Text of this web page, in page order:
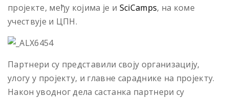
пројекте, међу којима је и SciCamps, на коме
учествује и ЦПН.
Партнери су представили своjу организациjу,
улогу у проjекту, и главне сараднике на пројекту.
Након уводног дела састанка партнери су